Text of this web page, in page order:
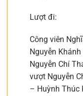
Lượt đi:
Công viên
Nguyễn
Nguyễn Chí
vượt Nguyễn
– Huỳnh Thúc